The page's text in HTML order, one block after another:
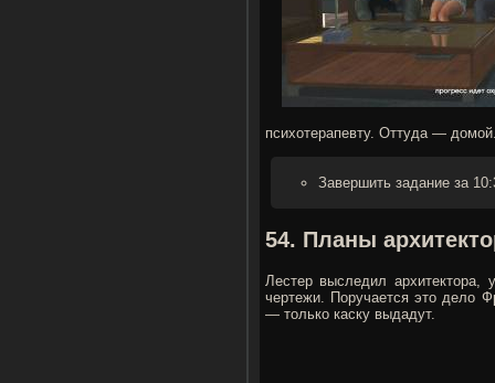
психотерапевту. Оттуда —
Завершить задание за
54. Планы
Лестер выследил архитектора,
чертежи. Поручается это дело
— только каску выдадут.